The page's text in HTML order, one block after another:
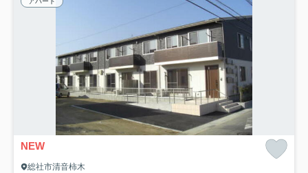
NEW
総社市清音柿木